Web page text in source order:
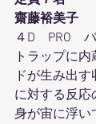
齋藤裕美子
４D　PRO　
トラップに
ドが生み出
に対する反応
身が宙に浮い